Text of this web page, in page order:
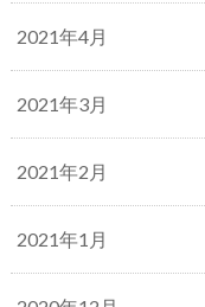
2021年4月
2021年3月
2021年2月
2021年1月